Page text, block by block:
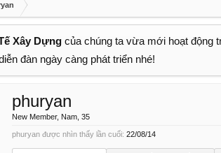
Xây Dựng của chúng ta vừa mới hoạt động
đàn ngày càng phát triển nhé!
phuryan
New Member, Nam, 35
phuryan được nhìn thấy lần cuối: 22/08/14